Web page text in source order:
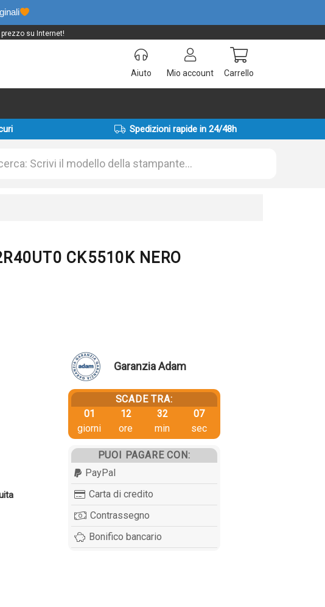
prezzo su Internet!
Aiuto Mio account Carrello
Spedizioni rapide in 24/48h
CK5510K NERO
Garanzia Adam
SCADE TRA:
01
giorni
12
ore
32
min
06
sec
PUOI PAGARE CON:
PayPal
Carta di credito
Contrassegno
Bonifico bancario